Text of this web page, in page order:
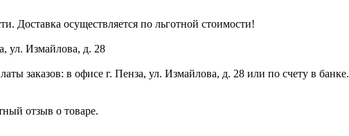
Доставка осуществляется по льготной стоимости!
ул. Измайлова, д. 28
заказов: в офисе г. Пенза, ул. Измайлова, д. 28 или по счету в банке.
отзыв о товаре.